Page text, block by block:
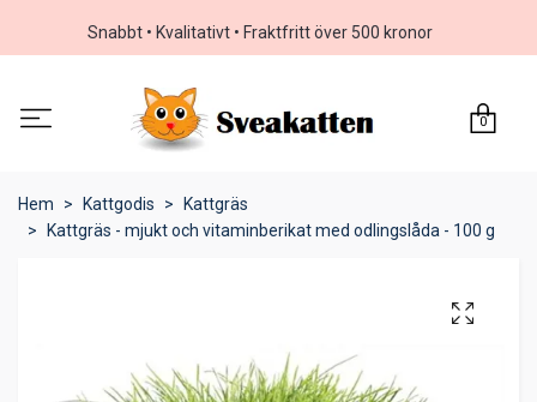
Snabbt • Kvalitativt • Fraktfritt över 500 kronor
0
Hem Kattgodis
Kattgräs
Kattgräs - mjukt och vitaminberikat med odlingslåda - 100 g